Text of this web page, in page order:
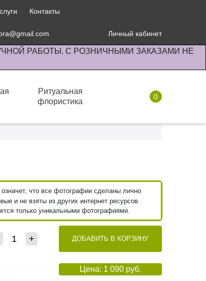
Контакты
Личный кабинет
РАБОТЫ. С РОЗНИЧНЫМИ ЗАКАЗАМИ НЕ
Ритуальная
флористика
0
что все фотографии сделаны лично
и не взяты из других интернет ресурсов.
только уникальными фотографиями.
+ ДОБАВИТЬ В КОРЗИНУ
Цена: 1 090 руб.